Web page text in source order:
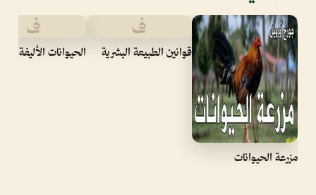
مزرعة الحيوانات
ف
قوانين الطبيعة البشرية
ف
الحيوانات الأليفة